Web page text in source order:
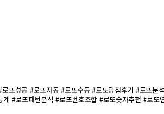
성공 #로또자동 #로또수동 #로또당첨후기 #로또분
#로또패턴분석 #로또번호조합 #로또숫자추천 #로또